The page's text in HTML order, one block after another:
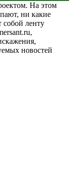
На этом
ни какие
собой ленту
новостей